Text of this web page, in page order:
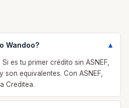
Wandoo?
es tu primer crédito sin ASNEF,
equivalentes. Con ASNEF,
Creditea.